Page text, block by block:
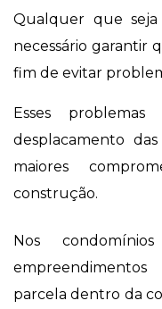
Qualquer que
necessário garantir
fim de evitar
Esses
desplacamento
maiores
construção.
Nos
parcela dentro da